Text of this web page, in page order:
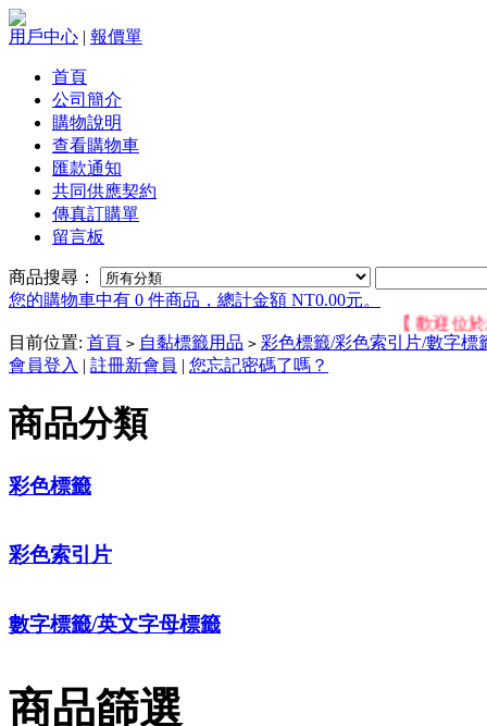
用戶中心 | 報價單
首頁
公司簡介
購物說明
查看購物車
匯款通知
共同供應契約
傳真訂購單
留言板
商品搜尋：
您的購物車中有 0 件商品，總計金額 NT0.00元。
【 歡迎位於新
目前位置: 首頁 > 自黏標籤用品 > 彩色標籤/彩色索引片/數字標
會員登入 | 註冊新會員 | 您忘記密碼了嗎？
商品分類
彩色標籤
彩色索引片
數字標籤/英文字母標籤
商品篩選